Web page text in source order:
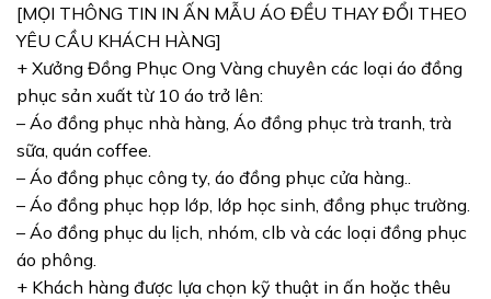
[MỌI THÔNG TIN IN ẤN MẪU ÁO ĐỀU THAY ĐỔI THEO
YÊU CẦU KHÁCH HÀNG]
+ Xưởng Đồng Phục Ong Vàng chuyên các loại áo đồng
phục sản xuất từ 10 áo trở lên:
– Áo đồng phục nhà hàng, Áo đồng phục trà tranh, trà
sữa, quán coffee.
– Áo đồng phục công ty, áo đồng phục cửa hàng..
– Áo đồng phục họp lớp, lớp học sinh, đồng phục trường.
– Áo đồng phục du lịch, nhóm, clb và các loại đồng phục
áo phông.
+ Khách hàng được lựa chọn kỹ thuật in ấn hoặc thêu